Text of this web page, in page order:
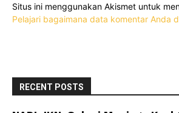
Situs ini menggunakan Akismet untuk
Pelajari bagaimana data komentar Anda
RECENT POSTS